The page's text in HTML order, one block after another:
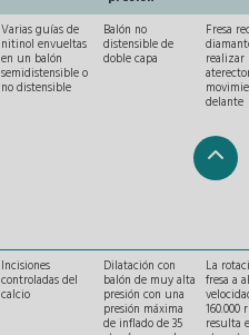
Varias guías de
nitinol envueltas
en un balón
semidistensible o
no distensible
Balón no
distensible de
doble capa
Fresa
realizar
delante
Incisiones
controladas del
calcio
Dilatación con
balón de muy alta
presión con una
presión máxima
de inflado de 35
La
fresa a
160.000
resulta